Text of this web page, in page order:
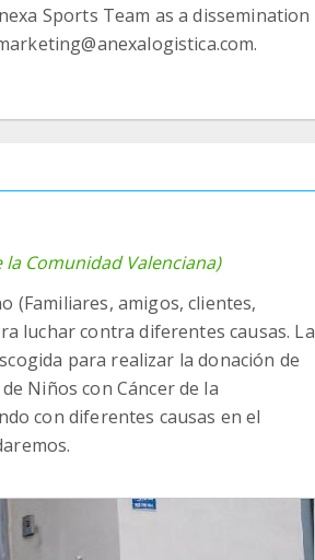
Sports Team as a dissemination
la Comunidad Valenciana)
(Familiares, amigos, clientes,
luchar contra diferentes causas. La
para realizar la donación de
Niños con Cáncer de la
con diferentes causas en el